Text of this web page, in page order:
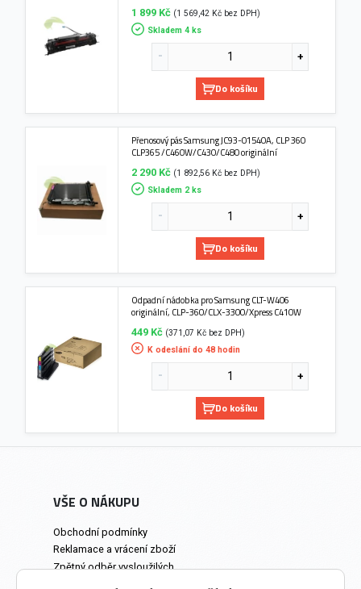
1 899 Kč (1 569,42 Kč bez DPH)
Skladem 4 ks
Do košíku
Přenosový pás Samsung JC93-01540A, CLP 360
CLP365 /C460W/C430/C480 originální
2 290 Kč (1 892,56 Kč bez DPH)
Skladem 2 ks
Do košíku
Odpadní nádobka pro Samsung CLT-W406
originální, CLP-360/CLX-3300/Xpress C410W
449 Kč (371,07 Kč bez DPH)
K odeslání do 48 hodin
Do košíku
VŠE O NÁKUPU
Obchodní podmínky
Reklamace a vrácení zboží
Zpětný odběr vysloužilých